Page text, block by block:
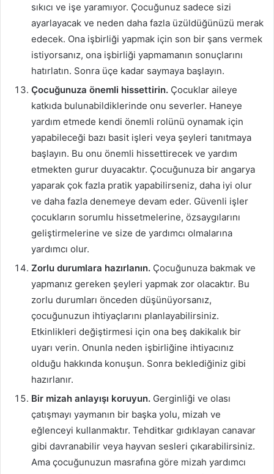
sıkıcı ve işe yaramıyor. Çocuğunuz sadece sizi
ayarlayacak ve neden daha fazla üzüldüğünüzü merak
edecek. Ona işbirliği yapmak için son bir şans vermek
istiyorsanız, ona işbirliği yapmamanın sonuçlarını
hatırlatın. Sonra üçe kadar saymaya başlayın.
Çocuğunuza önemli hissettirin. Çocuklar aileye
katkıda bulunabildiklerinde onu severler. Haneye
yardım etmede kendi önemli rolünü oynamak için
yapabileceği bazı basit işleri veya şeyleri tanıtmaya
başlayın. Bu onu önemli hissettirecek ve yardım
etmekten gurur duyacaktır. Çocuğunuza bir angarya
yaparak çok fazla pratik yapabilirseniz, daha iyi olur
ve daha fazla denemeye devam eder. Güvenli işler
çocukların sorumlu hissetmelerine, özsaygılarını
geliştirmelerine ve size de yardımcı olmalarına
yardımcı olur.
Zorlu durumlara hazırlanın. Çocuğunuza bakmak ve
yapmanız gereken şeyleri yapmak zor olacaktır. Bu
zorlu durumları önceden düşünüyorsanız,
çocuğunuzun ihtiyaçlarını planlayabilirsiniz.
Etkinlikleri değiştirmesi için ona beş dakikalık bir
uyarı verin. Onunla neden işbirliğine ihtiyacınız
olduğu hakkında konuşun. Sonra beklediğiniz gibi
hazırlanır.
Bir mizah anlayışı koruyun. Gerginliği ve olası
çatışmayı yaymanın bir başka yolu, mizah ve
eğlenceyi kullanmaktır. Tehditkar gıdıklayan canavar
gibi davranabilir veya hayvan sesleri çıkarabilirsiniz.
Ama çocuğunuzun masrafına göre mizah yardımcı